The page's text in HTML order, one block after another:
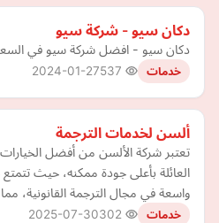
دكان سيو - شركة سيو
دكان سيو - افضل شركة سيو في
خدمات 2024-01-27
ألسن لخدمات الترجمة
تعتبر شركة الألسن من أفضل
العائلة بأعلى جودة ممكنه، حيث
واسعة في مجال الترجمة القانونية،
خدمات 2025-07-30